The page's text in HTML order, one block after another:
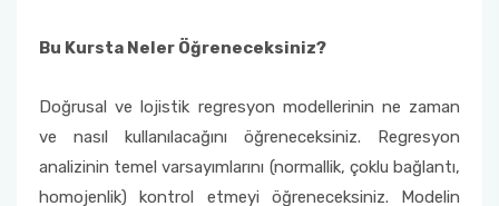
Bu Kursta Neler Öğreneceksiniz?
Doğrusal ve lojistik regresyon modellerinin ne zaman
ve nasıl kullanılacağını öğreneceksiniz. Regresyon
analizinin temel varsayımlarını (normallik, çoklu bağlantı,
homojenlik) kontrol etmeyi öğreneceksiniz. Modelin